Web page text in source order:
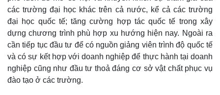
Kinh tế
Bất động sản
Khởi nghiệp
Thị trường
Giá vàng
Tiêu dùng
các trường đại học khác trên cả nước, kể cả các trường
đại học quốc tế; tăng cường hợp tác quốc tế trong xây
dựng chương trình phù hợp xu hướng hiện nay. Ngoài ra
cần tiếp tục đầu tư để có nguồn giảng viên trình độ quốc tế
và có sự kết hợp với doanh nghiệp để thực hành tại doanh
nghiệp cũng như đầu tư thoả đáng cơ sở vật chất phục vụ
đào tạo ở các trường.